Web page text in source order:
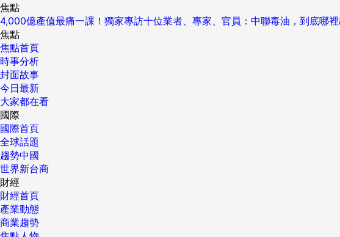
焦點
4,000億產值最痛一課！獨家專訪十位業者、專家、官員：中聯毒油，到底哪裡
焦點
焦點首頁
時事分析
封面故事
今日最新
大家都在看
國際
國際首頁
全球話題
趨勢中國
世界新台商
財經
財經首頁
產業動態
商業趨勢